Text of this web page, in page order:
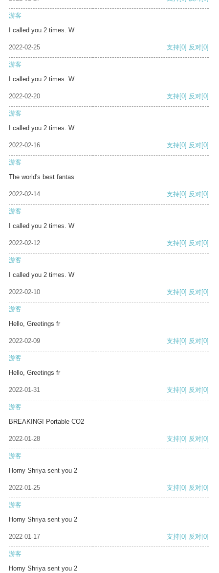
游客
I called you 2 times. W
2022-02-25 支持[0] 反对[0]
游客
I called you 2 times. W
2022-02-20 支持[0] 反对[0]
游客
I called you 2 times. W
2022-02-16 支持[0] 反对[0]
游客
The world's best fantas
2022-02-14 支持[0] 反对[0]
游客
I called you 2 times. W
2022-02-12 支持[0] 反对[0]
游客
I called you 2 times. W
2022-02-10 支持[0] 反对[0]
游客
Hello, Greetings fr
2022-02-09 支持[0] 反对[0]
游客
Hello, Greetings fr
2022-01-31 支持[0] 反对[0]
游客
BREAKING! Portable CO2
2022-01-28 支持[0] 反对[0]
游客
Horny Shriya sent you 2
2022-01-25 支持[0] 反对[0]
游客
Horny Shriya sent you 2
2022-01-17 支持[0] 反对[0]
游客
Horny Shriya sent you 2